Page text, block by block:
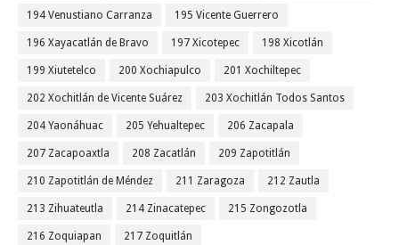
194 Venustiano Carranza 195 Vicente Guerrero
196 Xayacatlán de Bravo 197 Xicotepec 198 Xicotlán
199 Xiutetelco 200 Xochiapulco 201 Xochiltepec
202 Xochitlán de Vicente Suárez 203 Xochitlán Todos Santos
204 Yaonáhuac 205 Yehualtepec 206 Zacapala
207 Zacapoaxtla 208 Zacatlán 209 Zapotitlán
210 Zapotitlán de Méndez 211 Zaragoza 212 Zautla
213 Zihuateutla 214 Zinacatepec 215 Zongozotla
216 Zoquiapan 217 Zoquitlán